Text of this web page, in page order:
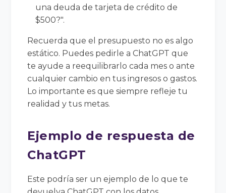
una deuda de tarjeta de crédito de
$500?".
Recuerda que el presupuesto no es algo
estático. Puedes pedirle a ChatGPT que
te ayude a reequilibrarlo cada mes o ante
cualquier cambio en tus ingresos o gastos.
Lo importante es que siempre refleje tu
realidad y tus metas.
Ejemplo de respuesta de
ChatGPT
Este podría ser un ejemplo de lo que te